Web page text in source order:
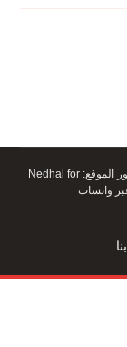
Nedhal for
واتساب